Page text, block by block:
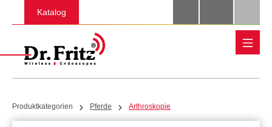
Zum Hauptinhalt springen
Katalog
Produktkategorien Pferde Arthroskopie